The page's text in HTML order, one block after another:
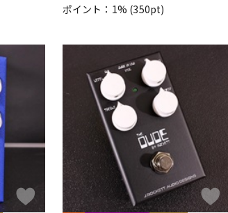
ポイント：1% (350pt)